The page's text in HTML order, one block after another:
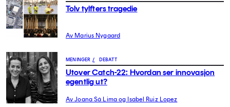
Tolv tylfters tragedie
Av Marius Nygaard
MENINGER / DEBATT
Utover Catch-22: Hvordan ser innovasjon
egentlig ut?
Av Joana Sá Lima og Isabel Ruiz Lopez